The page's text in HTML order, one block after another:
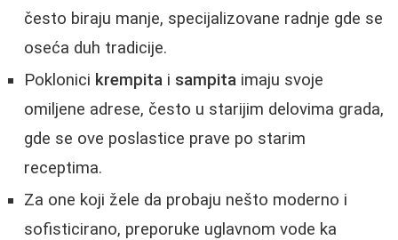
često biraju manje, specijalizovane radnje gde se
oseća duh tradicije.
Poklonici krempita i sampita imaju svoje
omiljene adrese, često u starijim delovima grada,
gde se ove poslastice prave po starim
receptima.
Za one koji žele da probaju nešto moderno i
sofisticirano, preporuke uglavnom vode ka